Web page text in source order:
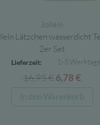
Jollein
Lätzchen wasserdicht
2er Set
Lieferzeit: 1-3 Werktage
16,95€
Preis
war:
6,78€
Preis
ist:
In den Warenkorb